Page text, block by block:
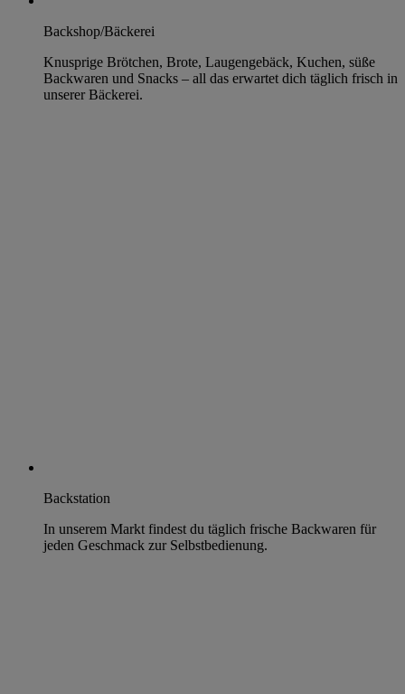
Backshop/Bäckerei
Knusprige Brötchen, Brote, Laugengebäck, Kuchen, süße
Backwaren und Snacks – all das erwartet dich täglich frisch in
unserer Bäckerei.
Backstation
In unserem Markt findest du täglich frische Backwaren für
jeden Geschmack zur Selbstbedienung.